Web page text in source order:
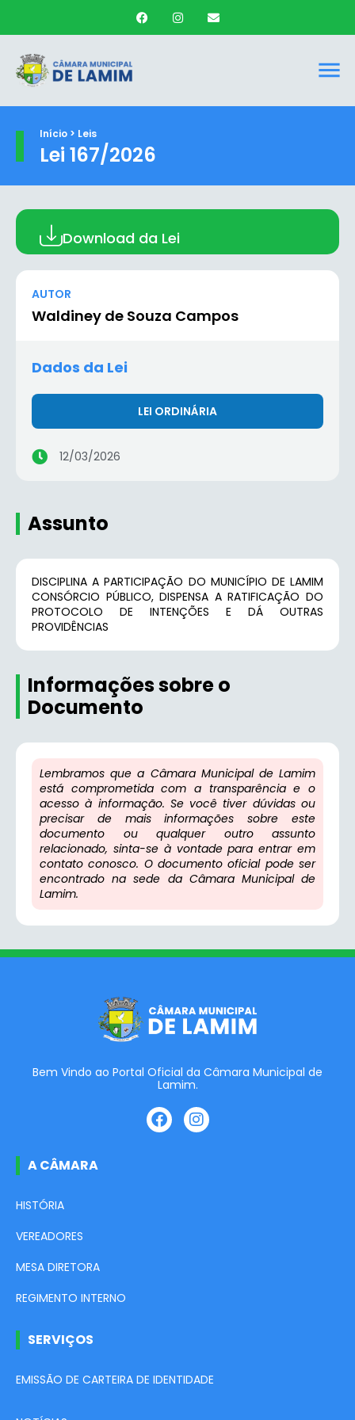
Início > Leis
Lei 167/2026
Download da Lei
AUTOR
Waldiney de Souza Campos
Dados da Lei
LEI ORDINÁRIA
12/03/2026
Assunto
DISCIPLINA A PARTICIPAÇÃO DO MUNICÍPIO DE LAMIM
CONSÓRCIO PÚBLICO, DISPENSA A RATIFICAÇÃO DO
PROTOCOLO DE INTENÇÕES E DÁ OUTRAS
PROVIDÊNCIAS
Informações sobre o
Documento
Lembramos que a Câmara Municipal de Lamim
está comprometida com a transparência e o
acesso à informação. Se você tiver dúvidas ou
precisar de mais informações sobre este
documento ou qualquer outro assunto
relacionado, sinta-se à vontade para entrar em
contato conosco. O documento oficial pode ser
encontrado na sede da Câmara Municipal de
Lamim.
Bem Vindo ao Portal Oficial da Câmara Municipal de
Lamim.
A CÂMARA
HISTÓRIA
VEREADORES
MESA DIRETORA
REGIMENTO INTERNO
SERVIÇOS
EMISSÃO DE CARTEIRA DE IDENTIDADE